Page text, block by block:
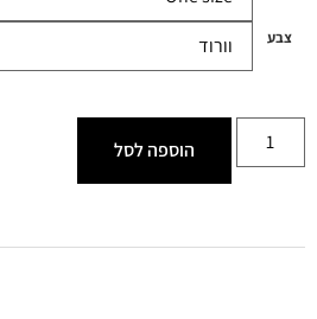
צבע
הוספה לסל